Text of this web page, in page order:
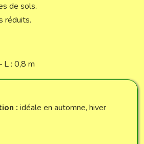
de sols.
réduits.
L : 0,8 m
: idéale en automne, hiver